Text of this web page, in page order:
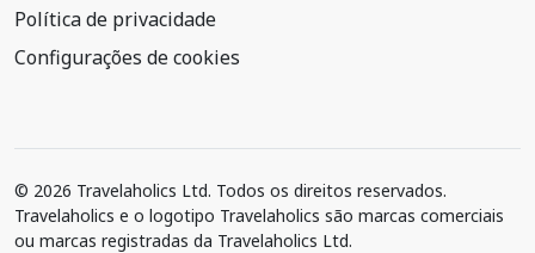
Política de privacidade
Configurações de cookies
© 2026 Travelaholics Ltd. Todos os direitos reservados.
Travelaholics e o logotipo Travelaholics são marcas comerciais
ou marcas registradas da Travelaholics Ltd.